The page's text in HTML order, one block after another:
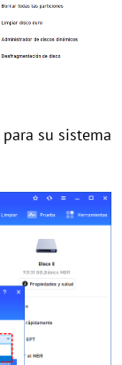
su sistema